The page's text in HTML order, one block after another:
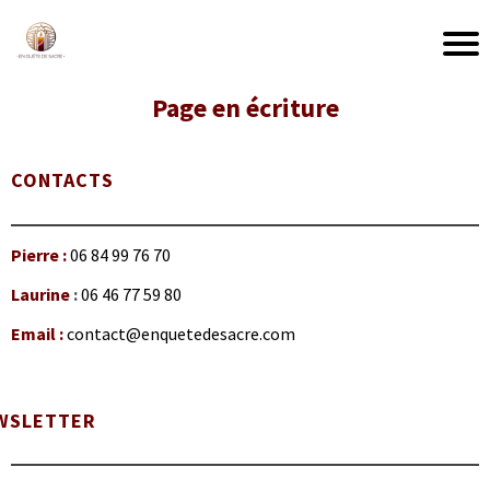
Page en écriture
CONTACTS
Pierre :06 84 99 76 70
Laurine :06 46 77 59 80
Email :contact@enquetedesacre.com